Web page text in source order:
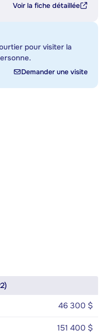
Voir la fiche détaillée
pour visiter la
Demander une visite
46 300 $
151 400 $